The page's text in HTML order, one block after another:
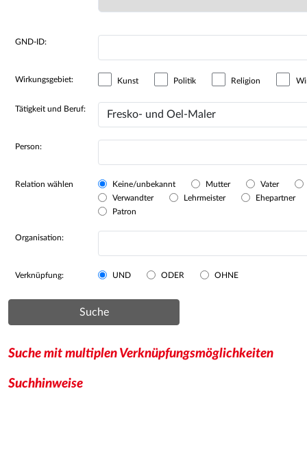
GND-ID:
Wirkungsgebiet: Kunst Politik Religion
Tätigkeit und Beruf:
Person:
Relation wählen Keine/unbekannt Mutter
Vater
Verwandter
Lehrmeister
Ehepartner
Patron
Organisation:
Verknüpfung: UND ODER OHNE
Suche
Suche mit multiplen Verknüpfungsmöglichkeiten
Suchhinweise